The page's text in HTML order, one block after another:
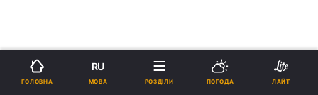
ГОЛОВНА
RU
МОВА РОЗДІЛИ ПОГОДА ЛАЙТ